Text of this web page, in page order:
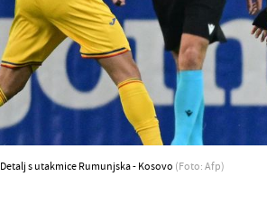
Detalj s utakmice Rumunjska - Kosovo (Foto: Afp)